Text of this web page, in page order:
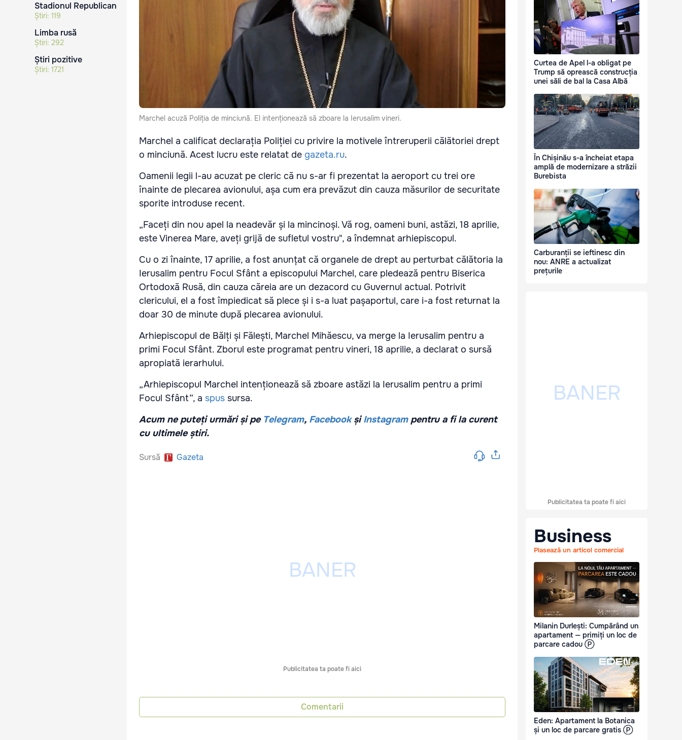
Stadionul Republican
Știri: 119
Limba rusă
Știri: 292
Știri pozitive
Știri: 1721
Marchel acuză Poliția de minciună. El intenționează să zboare la Ierusalim vineri.
Marchel a calificat declarația Poliției cu privire la motivele întreruperii călătoriei drept
o minciună. Acest lucru este relatat de gazeta.ru.
Oamenii legii l-au acuzat pe cleric că nu s-ar fi prezentat la aeroport cu trei ore
înainte de plecarea avionului, așa cum era prevăzut din cauza măsurilor de securitate
sporite introduse recent.
„Faceți din nou apel la neadevăr și la mincinoși. Vă rog, oameni buni, astăzi, 18 aprilie,
este Vinerea Mare, aveți grijă de sufletul vostru", a îndemnat arhiepiscopul.
Cu o zi înainte, 17 aprilie, a fost anunțat că organele de drept au perturbat călătoria la
Ierusalim pentru Focul Sfânt a episcopului Marchel, care pledează pentru Biserica
Ortodoxă Rusă, din cauza căreia are un dezacord cu Guvernul actual. Potrivit
clericului, el a fost împiedicat să plece și i s-a luat pașaportul, care i-a fost returnat la
doar 30 de minute după plecarea avionului.
Arhiepiscopul de Bălți și Fălești, Marchel Mihăescu, va merge la Ierusalim pentru a
primi Focul Sfânt. Zborul este programat pentru vineri, 18 aprilie, a declarat o sursă
apropiată ierarhului.
„Arhiepiscopul Marchel intenționează să zboare astăzi la Ierusalim pentru a primi
Focul Sfânt”, a spus sursa.
Acum ne puteți urmări și pe Telegram, FacebookșiInstagrampentru a fi la curent
cu ultimele știri.
Sursă Gazeta
Publicitatea ta poate fi aici
Comentarii
Curtea de Apel l-a obligat pe
Trump să oprească construcția
unei săli de bal la Casa Albă
În Chișinău s-a încheiat etapa
amplă de modernizare a străzii
Burebista
Carburanții se ieftinesc din
nou: ANRE a actualizat
prețurile
Publicitatea ta poate fi aici
Business
Plasează un articol comercial
Milanin Durlești: Cumpărând un
apartament — primiți un loc de
parcare cadou Ⓟ
Eden: Apartament la Botanica
și un loc de parcare gratis Ⓟ